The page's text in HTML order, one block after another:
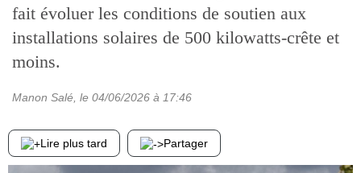
fait évoluer les conditions de soutien aux
installations solaires de 500 kilowatts-crête et
moins.
Manon Salé , le 04/06/2026 à 17:46
Lire plus tard Partager